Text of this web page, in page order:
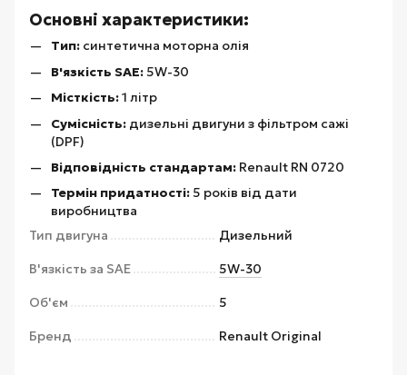
Основні характеристики:
Тип: синтетична моторна олія
В'язкість SAE: 5W-30
Місткість:1 літр
Сумісність: дизельні двигуни з фільтром сажі
(DPF)
Відповідність стандартам: Renault RN 0720
Термін придатності: 5 років від дати
виробництва
Тип двигуна
Дизельний
В'язкість за SAE 5W-30
Об'єм 5
Бренд Renault Original